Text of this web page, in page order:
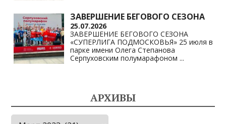
ЗАВЕРШЕНИЕ БЕГОВОГО СЕЗОНА
25.07.2026
ЗАВЕРШЕНИЕ БЕГОВОГО СЕЗОНА
«СУПЕРЛИГА ПОДМОСКОВЬЯ» 25 июля в
парке имени Олега Степанова
Серпуховским полумарафоном ...
АРХИВЫ
Архивы